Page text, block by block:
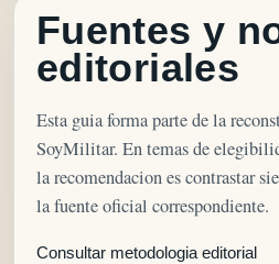
Fuentes y
editoriales
Esta guia forma parte de la
SoyMilitar. En temas de
la recomendacion es contrastar
la fuente oficial correspondiente.
Consultar metodologia editorial